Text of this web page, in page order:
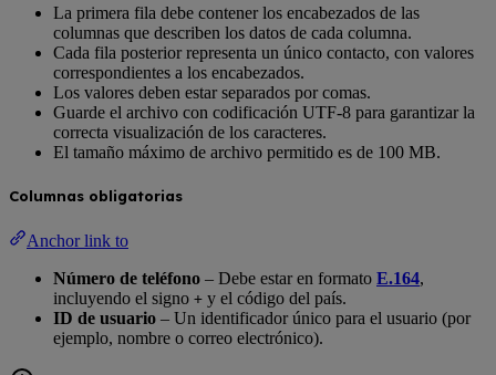
La primera fila debe contener los encabezados de las
columnas que describen los datos de cada columna.
Cada fila posterior representa un único contacto, con valores
correspondientes a los encabezados.
Los valores deben estar separados por comas.
Guarde el archivo con codificación UTF-8 para garantizar la
correcta visualización de los caracteres.
El tamaño máximo de archivo permitido es de 100 MB.
Columnas obligatorias
Anchor link to
Número de teléfono – Debe estar en formato E.164,
incluyendo el signo + y el código del país.
ID de usuario – Un identificador único para el usuario (por
ejemplo, nombre o correo electrónico).